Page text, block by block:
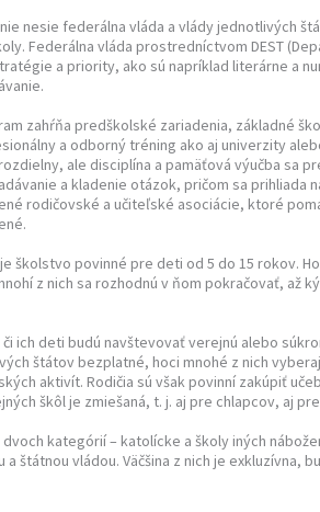
nesie federálna vláda a vlády jednotlivých
Federálna vláda prostredníctvom DEST
a priority, ako sú napríklad literárne a
zahŕňa predškolské zariadenia, základné
a odborný tréning ako aj univerzity
ale disciplína a pamäťová výučba sa
a kladenie otázok, pričom sa prihliada
rodičovské a učiteľské asociácie, ktoré
školstvo povinné pre deti od 5 do 15 rokov.
z nich sa rozhodnú v ňom pokračovať, až
ich deti budú navštevovať verejnú alebo
štátov bezplatné, hoci mnohé z nich
aktivít. Rodičia sú však povinní zakúpiť
škôl je zmiešaná, t. j. aj pre chlapcov, aj
kategórií – katolícke a školy iných
štátnou vládou. Väčšina z nich je exkluzívna,